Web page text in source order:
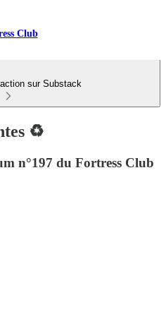
Club
sur Substack
♻️
n°197 du Fortress Club